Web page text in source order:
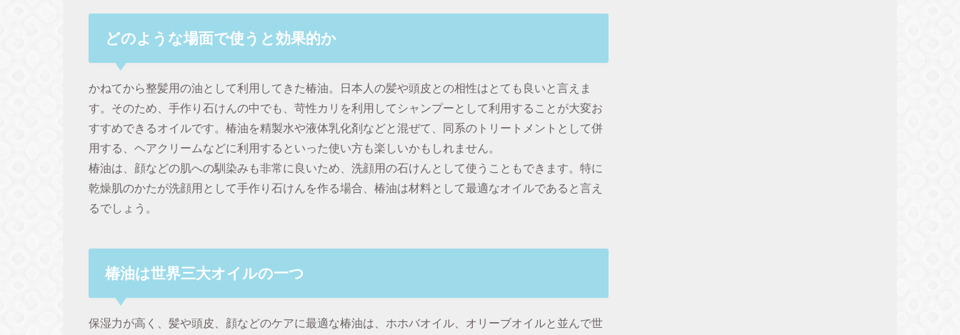
どのような場面で使うと効果的か
かねてから整髪用の油として利用してきた椿油。日本人の髪や頭皮との相性はとても良いと言えま
す。そのため、手作り石けんの中でも、苛性カリを利用してシャンプーとして利用することが大変お
すすめできるオイルです。椿油を精製水や液体乳化剤などと混ぜて、同系のトリートメントとして併
用する、ヘアクリームなどに利用するといった使い方も楽しいかもしれません。
椿油は、顔などの肌への馴染みも非常に良いため、洗顔用の石けんとして使うこともできます。特に
乾燥肌のかたが洗顔用として手作り石けんを作る場合、椿油は材料として最適なオイルであると言え
るでしょう。
椿油は世界三大オイルの一つ
保湿力が高く、髪や頭皮、顔などのケアに最適な椿油は、ホホバオイル、オリーブオイルと並んで世